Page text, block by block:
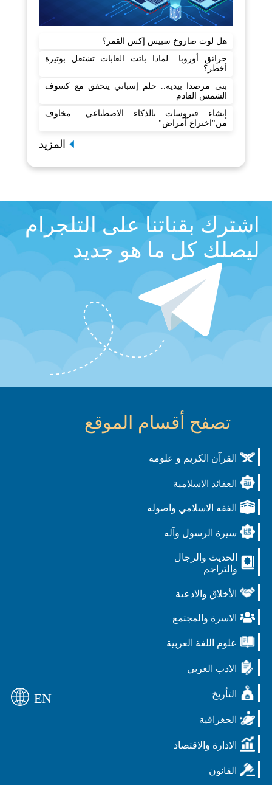
هل لوث صاروخ سبيس إكس القمر؟
حرائق أوروبا.. لماذا باتت الغابات تشتعل بوتيرة
أخطر؟
بنى مرصدا بيديه.. حلم إسباني يتحقق مع كسوف
الشمس القادم
إنشاء فيروسات بالذكاء الاصطناعي.. مخاوف
من"اختراع أمراض"
المزيد
اشترك بقناتنا على التلجرام
ليصلك كل ما هو جديد
تصفح أقسام الموقع
القرآن الكريم و علومه
العقائد الاسلامية
الفقه الاسلامي واصوله
سيرة الرسول وآله
الحديث والرجال
والتراجم
الأخلاق والادعية
الاسرة والمجتمع
علوم اللغة العربية
الادب العربي
التأريخ
الجغرافية
الادارة والاقتصاد
القانون
EN